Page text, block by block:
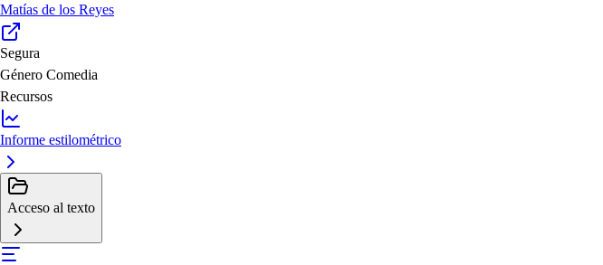
Matías de los Reyes
Segura
Género Comedia
Recursos
Informe estilométrico
Acceso al texto